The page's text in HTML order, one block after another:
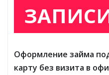
Оформление займа
карту без визита в